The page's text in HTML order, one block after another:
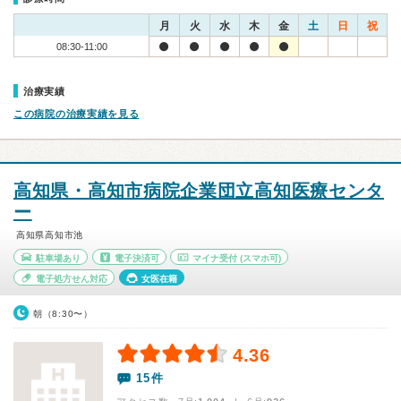
月 火 水 木 金 土 日 祝
08:30-11:00
治療実績
この病院の治療実績を見る
高知県・高知市病院企業団立高知医療センタ
ー
高知県高知市池
駐車場あり 電子決済可 マイナ受付 (スマホ可)
電子処方せん対応 女医在籍
朝（8:30〜）
4.36
15件